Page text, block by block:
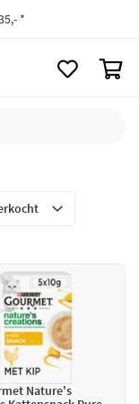
*
Nature's